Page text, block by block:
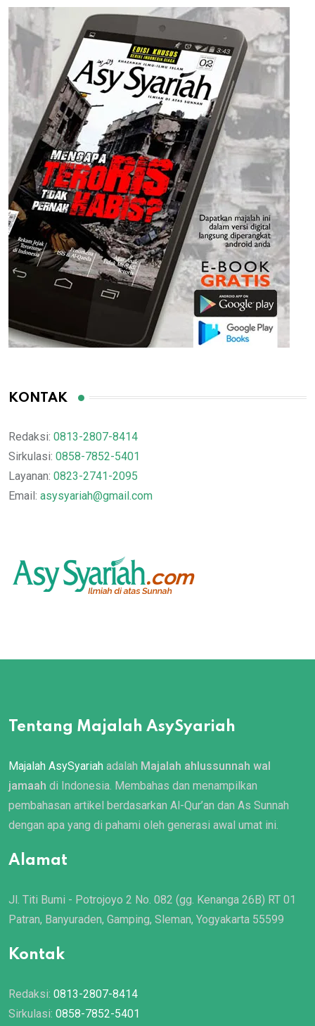
KONTAK
Redaksi: 0813-2807-8414
Sirkulasi: 0858-7852-5401
Layanan: 0823-2741-2095
Email: asysyariah@gmail.com
Tentang Majalah AsySyariah
Majalah AsySyariah adalah Majalah ahlussunnah wal
jamaah di Indonesia. Membahas dan menampilkan
pembahasan artikel berdasarkan Al-Qur’an dan As Sunnah
dengan apa yang di pahami oleh generasi awal umat ini.
Alamat
Jl. Titi Bumi - Potrojoyo 2 No. 082 (gg. Kenanga 26B) RT 01
Patran, Banyuraden, Gamping, Sleman, Yogyakarta 55599
Kontak
Redaksi: 0813-2807-8414
Sirkulasi: 0858-7852-5401